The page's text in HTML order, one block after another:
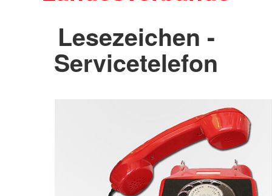
Lesezeichen -
Servicetelefon